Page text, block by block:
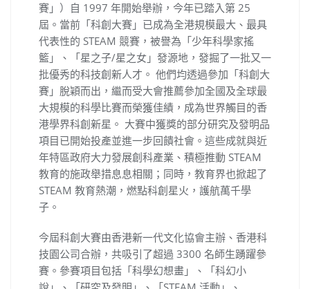
賽」）自 1997 年開始舉辦，今年已踏入第 25
屆。當前「科創大賽」已成為全港規模最大、最具
代表性的 STEAM 競賽，被譽為「少年科學家搖
籃」、「星之子/星之女」發源地，發掘了一批又一
批優秀的科技創新人才。 他們均透過參加「科創大
賽」脫穎而出，繼而受大會推薦參加全國及全球最
大規模的科學比賽而榮獲佳績，成為世界觸目的香
港學界科創新星。 大賽中獲獎的部分研究及發明品
項目已開始投產並進一步回饋社會。這些成就與近
年特區政府大力發展創科產業、積極推動 STEAM
教育的施政舉措息息相關；同時，教育界也掀起了
STEAM 教育熱潮，燃點科創星火，護航萬千學
子。
今屆科創大賽由香港新一代文化協會主辦、香港科
技園公司合辦，共吸引了超過 3300 名師生踴躍參
賽。參賽項目包括「科學幻想畫」、「科幻小